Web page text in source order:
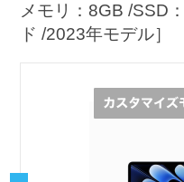
メモリ：8GB /SSD
ド /2023年モデル］